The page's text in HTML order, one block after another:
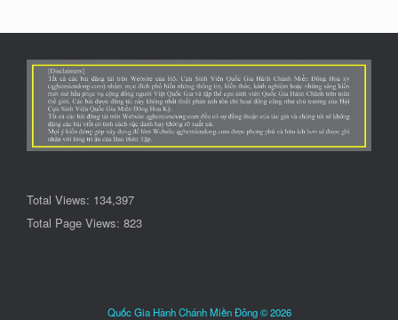
Total Views: 134,397
Total Page Views: 823
Quốc Gia Hành Chánh Miền Đông © 2026